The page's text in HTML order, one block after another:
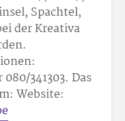
Spachtel,
der Kreativa
080/341303. Das
Website: